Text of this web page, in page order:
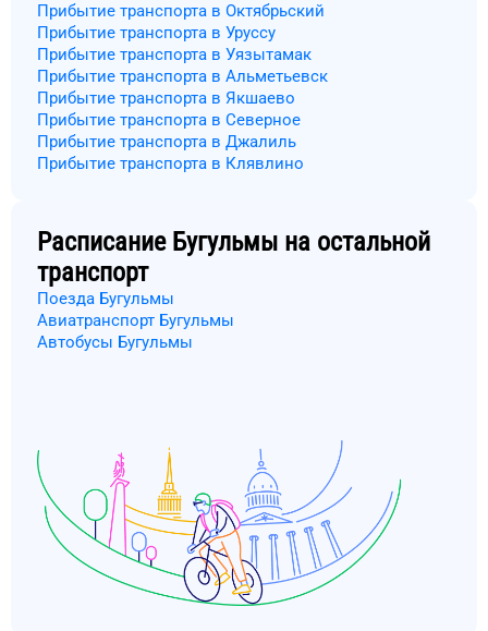
Прибытие транспорта в Октябрьский
Прибытие транспорта в Уруссу
Прибытие транспорта в Уязытамак
Прибытие транспорта в Альметьевск
Прибытие транспорта в Якшаево
Прибытие транспорта в Северное
Прибытие транспорта в Джалиль
Прибытие транспорта в Клявлино
Расписание Бугульмы на остальной
транспорт
Поезда Бугульмы
Авиатранспорт Бугульмы
Автобусы Бугульмы